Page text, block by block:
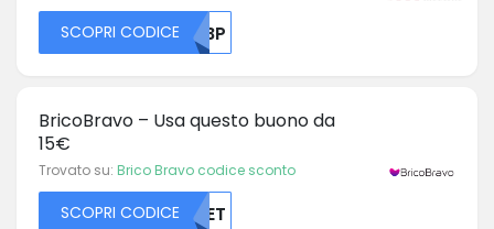
SCOPRI CODICE OFBP
BricoBravo – Usa questo buono da
15€
Trovato su: Brico Bravo codice sconto
SCOPRI CODICE NTET